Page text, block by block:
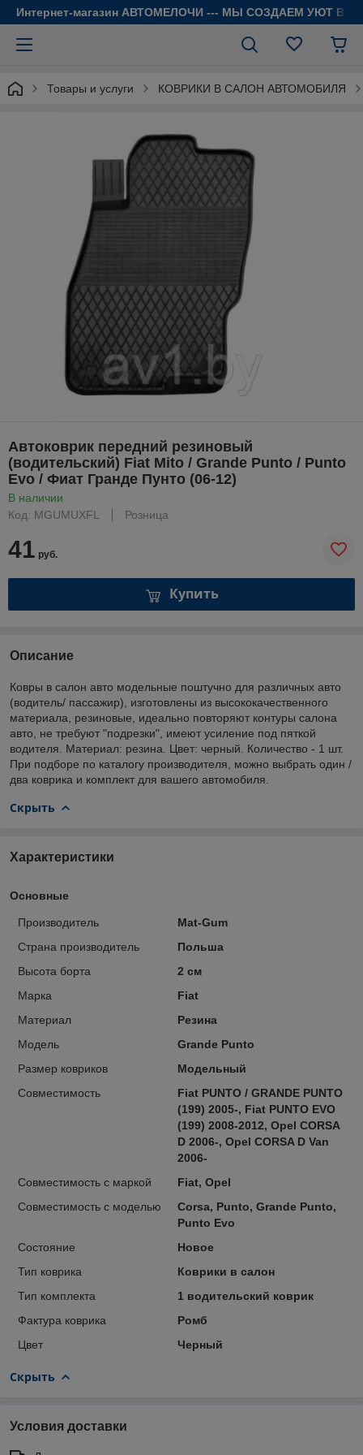
Интернет-магазин АВТОМЕЛОЧИ --- МЫ СОЗДАЕМ УЮТ В
Товары и услуги КОВРИКИ В САЛОН АВТОМОБИЛЯ
Автоковрик передний резиновый
(водительский) Fiat Mito / Grande Punto / Punto
Evo / Фиат Гранде Пунто (06-12)
В наличии
Код: MGUMUXFL
Розница
41 руб.
Купить
Описание
Ковры в салон авто модельные поштучно для различных авто
(водитель/ пассажир), изготовлены из высококачественного
материала, резиновые, идеально повторяют контуры салона
авто, не требуют "подрезки", имеют усиление под пяткой
водителя. Материал: резина. Цвет: черный. Количество - 1 шт.
При подборе по каталогу производителя, можно выбрать один /
два коврика и комплект для вашего автомобиля.
Скрыть
Характеристики
Основные
Производитель
Mat-Gum
Страна производитель
Польша
Высота борта
2 см
Марка
Fiat
Материал
Резина
Модель
Grande Punto
Размер ковриков
Модельный
Совместимость
Fiat PUNTO / GRANDE PUNTO
(199) 2005-, Fiat PUNTO EVO
(199) 2008-2012, Opel CORSA
D 2006-, Opel CORSA D Van
2006-
Совместимость с маркой
Fiat, Opel
Совместимость с моделью
Corsa, Punto, Grande Punto,
Punto Evo
Состояние
Новое
Тип коврика
Коврики в салон
Тип комплекта
1 водительский коврик
Фактура коврика
Ромб
Цвет
Черный
Скрыть
Условия доставки